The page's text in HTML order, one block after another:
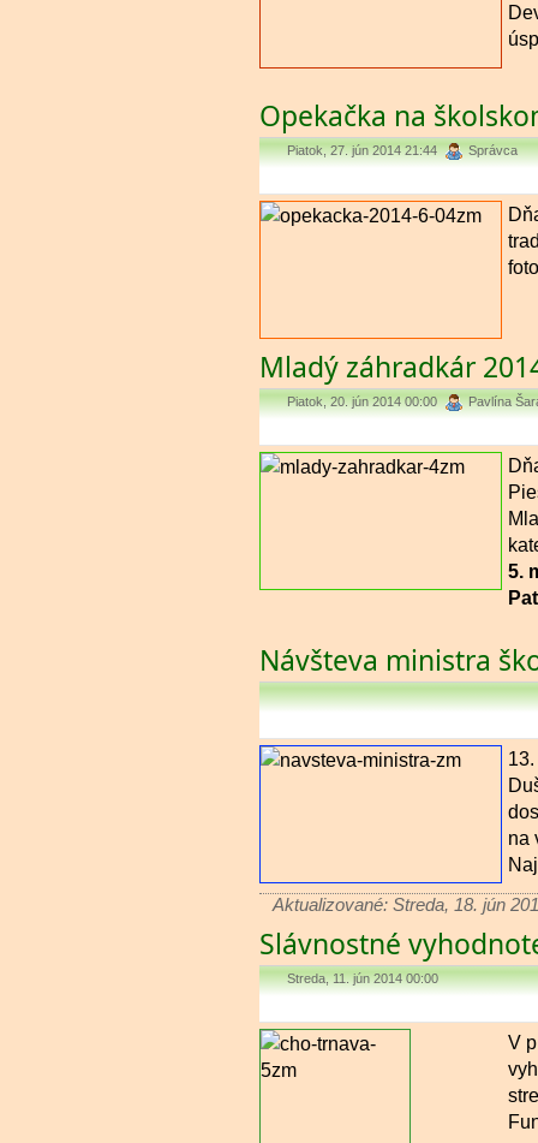
Opekačka na
Piatok, 27. jún 2014 21:44 Správca
Mladý záhradkár
Piatok, 20. jún 2014 00:00 Pavlína
5.
Návšteva ministra
na
Aktualizované: Streda, 18. jún
Slávnostné
Streda, 11. jún 2014 00:00
V